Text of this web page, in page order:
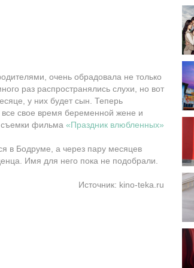
очень обрадовала не только
раз распространялись слухи, но вот
у них будет сын. Теперь
все свое время беременной жене и
съемки фильма «Праздник влюбленных»
в Бодруме, а через пару месяцев
Имя для него пока не подобрали.
Источник: kino-teka.ru